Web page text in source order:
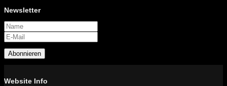
Newsletter
Abonnieren
Website Info